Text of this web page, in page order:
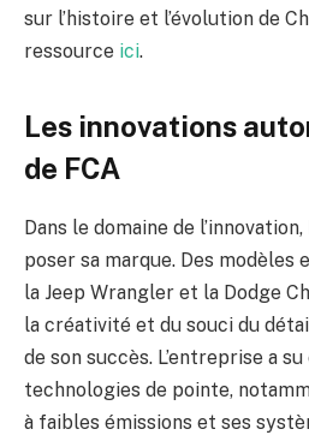
sur l’histoire et l’évolution de
ressource ici.
Les innovations
de FCA
Dans le domaine de l’innovation,
poser sa marque. Des modèles
la Jeep Wrangler et la Dodge
la créativité et du souci du
de son succès. L’entreprise a
technologies de pointe,
à faibles émissions et ses